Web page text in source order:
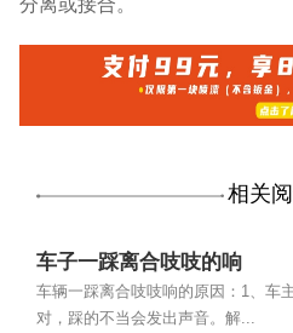
相关
车子一踩离合吱吱的响
车辆一踩离合吱吱响的原因：1、车
对，踩的不当会发出声音。解...